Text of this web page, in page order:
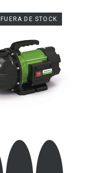
FUERA DE STOCK